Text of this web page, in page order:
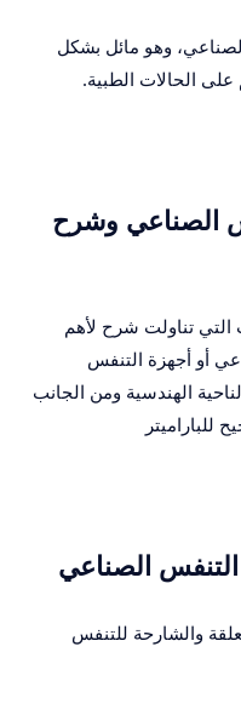
وهو مائل بشكل
على الحالات الطبية.
الصناعي وشرح
تناولت شرح لأهم
أو أجهزة التنفس
الهندسية ومن الجانب
للباراميتر
الصناعي
والشارحة للتنفس